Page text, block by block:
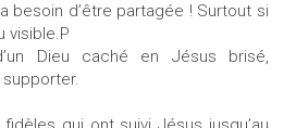
besoin d’être partagée ! Surtout si
visible.P
Dieu caché en Jésus brisé,
supporter.